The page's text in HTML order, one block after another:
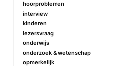
hoorproblemen
interview
kinderen
lezersvraag
onderwijs
onderzoek & wetenschap
opmerkelijk